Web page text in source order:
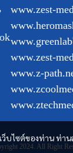
ไซต์ของท่าน ท่าน
www.zest-
www.zest-
www.z-
2024. All Right